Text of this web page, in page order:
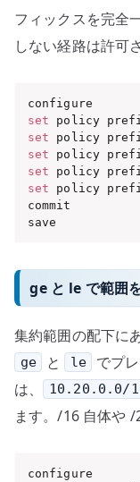
フィックスを完全
しない経路は許可
set policy
set policy
set policy
set policy
set policy
commit
save
ge と le で範囲
集約範囲の配下に
ge と le
でプ
は、
10.20.0.0/
ます。/16 自体や /